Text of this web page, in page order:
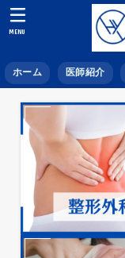
ホーム 医師紹介
MENU